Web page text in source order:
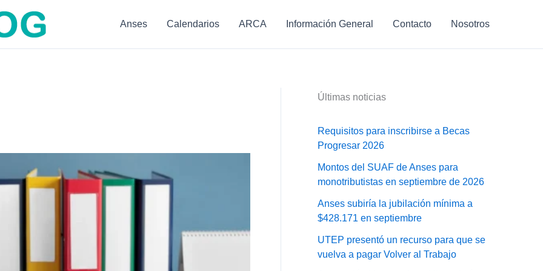
Anses Calendarios ARCA Información General Contacto Nosotros
Últimas noticias
Requisitos para inscribirse a Becas
Progresar 2026
Montos del SUAF de Anses para
monotributistas en septiembre de 2026
Anses subiría la jubilación mínima a
$428.171 en septiembre
UTEP presentó un recurso para que se
vuelva a pagar Volver al Trabajo